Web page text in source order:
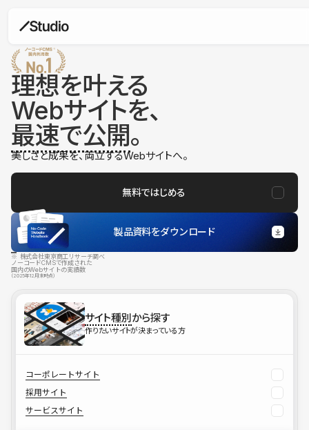
理想を叶える
Webサイトを、
最速で公開。
美しさと成果を、両立するWebサイトへ。
無料ではじめる
製品資料をダウンロード
※ 株式会社東京商工リサーチ調べ
ノーコードCMSで作成された
国内のWebサイトの実績数
（2025年12月末時点）
サイト種別から探す
作りたいサイトが決まっている方
コーポレートサイト
採用サイト
サービスサイト